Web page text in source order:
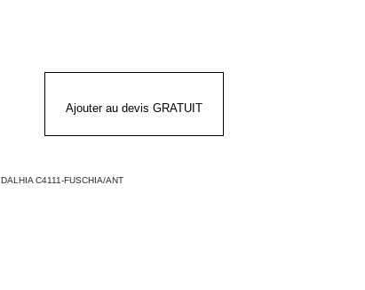
Ajouter au devis GRATUIT
DALHIA C4111-FUSCHIA/ANT